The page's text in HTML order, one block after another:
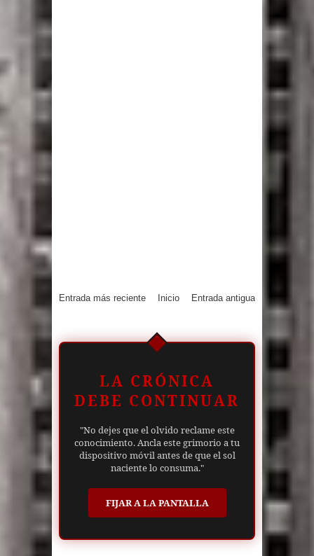
Entrada más reciente Entrada antigua
Inicio
LA CRÓNICA
DEBE CONTINUAR
"No dejes que el olvido reclame este
conocimiento. Ancla este grimorio a tu
dispositivo móvil antes de que el sol
naciente lo consuma."
FIJAR A LA PANTALLA